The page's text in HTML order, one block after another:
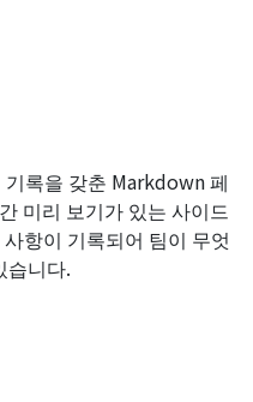
록을 갖춘 Markdown 페
미리 보기가 있는 사이드
항이 기록되어 팀이 무엇
습니다.